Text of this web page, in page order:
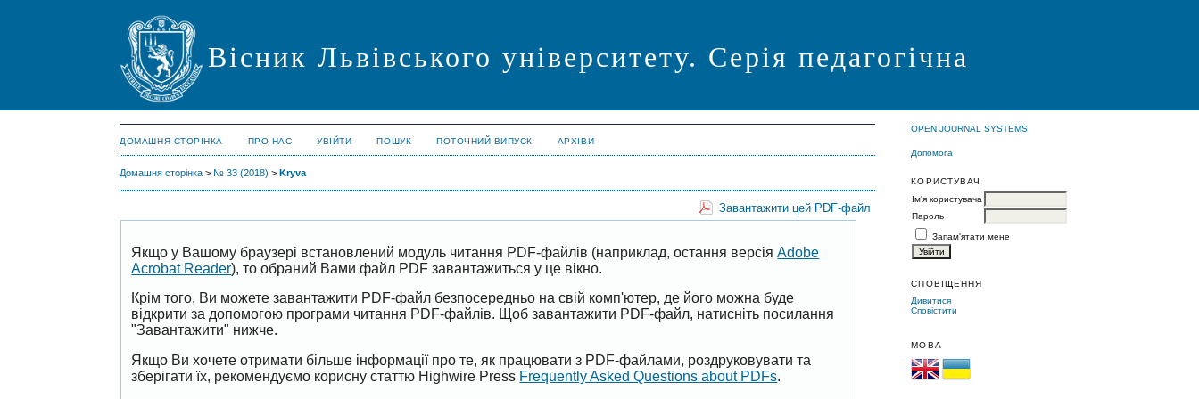
Вісник Львівського університету. Серія педагогічна
OPEN JOURNAL SYSTEMS
Допомога
КОРИСТУВАЧ
Ім'я користувача
Пароль
Запам'ятати мене
СПОВІЩЕННЯ
Дивитися
Сповістити
МОВА
ДОМАШНЯ СТОРІНКА ПРО НАС УВІЙТИ ПОШУК ПОТОЧНИЙ ВИПУСК АРХІВИ
Домашня сторінка > № 33 (2018) >Kryva
Завантажити цей PDF-файл
Якщо у Вашому браузері встановлений модуль читання PDF-файлів (наприклад, остання версіяAdobe
Acrobat Reader), то обраний Вами файл PDF завантажиться у це вікно.
Крім того, Ви можете завантажити PDF-файл безпосередньо на свій комп'ютер, де його можна буде
відкрити за допомогою програми читання PDF-файлів. Щоб завантажити PDF-файл, натисніть посилання
"Завантажити" нижче.
Якщо Ви хочете отримати більше інформації про те, як працювати з PDF-файлами, роздруковувати та
зберігати їх, рекомендуємо корисну статтю Highwire Press Frequently Asked Questions about PDFs.